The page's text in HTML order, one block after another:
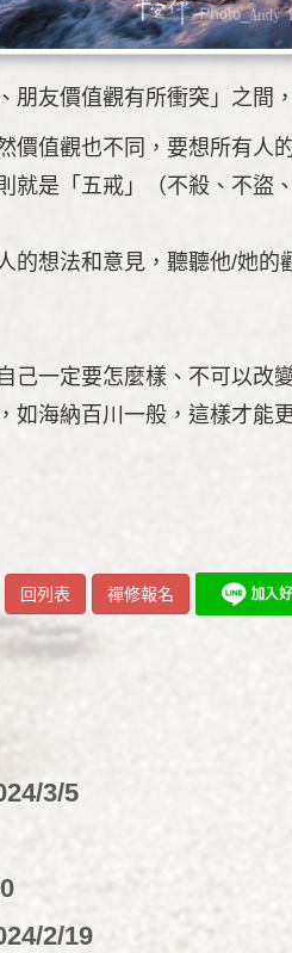
朋友價值觀有所衝突」之間
價值觀也不同，要想所有人
是「五戒」（不殺、不盜
的想法和意見，聽聽他/她
己一定要怎麼樣、不可以
海納百川一般，這樣才能
回列表 禪修報名
3/5
2/19